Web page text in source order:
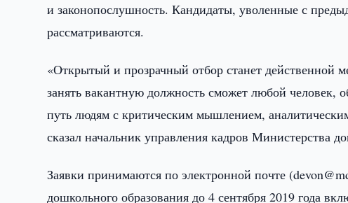
и законопослушность. Кандидаты, уволенные с
рассматриваются.
«Открытый и прозрачный отбор станет действенной
занять вакантную должность сможет любой
путь людям с критическим мышлением,
сказал начальник управления кадров Министерства
Заявки принимаются по электронной почте
дошкольного образования до 4 сентября 2019 года